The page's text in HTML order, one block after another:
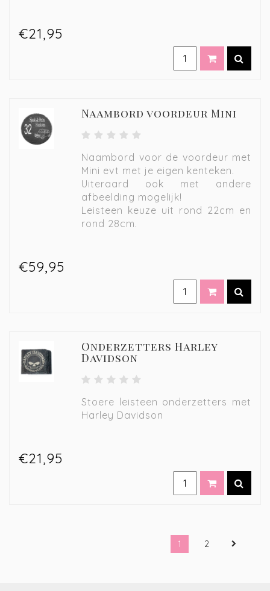
€21,95
Naambord voordeur Mini
Naambord voor de voordeur met
Mini evt met je eigen kenteken.
Uiteraard ook met andere
afbeelding mogelijk!
Leisteen keuze uit rond 22cm en
rond 28cm.
€59,95
Onderzetters Harley
Davidson
Stoere leisteen onderzetters met
Harley Davidson
€21,95
1 2